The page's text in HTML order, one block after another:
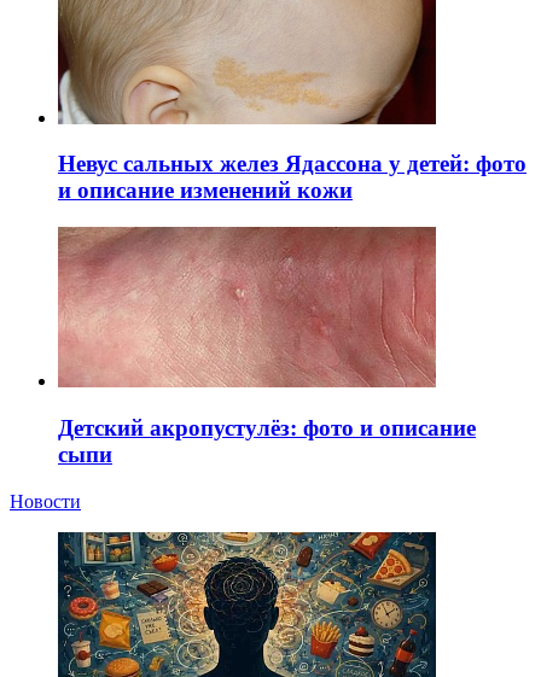
Невус сальных желез Ядассона у детей: фото
и описание изменений кожи
Детский акропустулёз: фото и описание
сыпи
Новости